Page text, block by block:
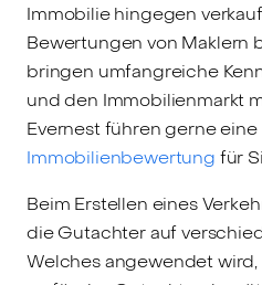
Immobilie hingegen
Bewertungen von Maklern
bringen umfangreiche
und den Immobilienmarkt
Evernest führen gerne eine
Immobilienbewertung für
Beim Erstellen eines
die Gutachter auf
Welches angewendet